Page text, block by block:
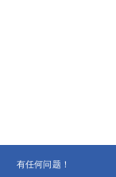
有任何问题！